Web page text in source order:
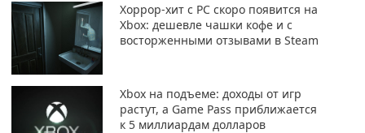
Хоррор-хит с PC скоро появится на
Xbox: дешевле чашки кофе и с
восторженными отзывами в Steam
Xbox на подъеме: доходы от игр
растут, а Game Pass приближается
к 5 миллиардам долларов